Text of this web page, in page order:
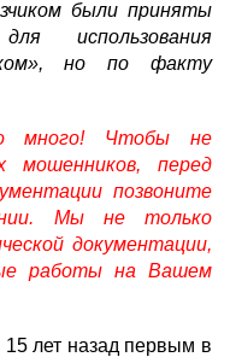
были приняты
использования
но по факту
много! Чтобы не
мошенников, перед
позвоните
Мы не только
документации,
работы на Вашем
лет назад первым в